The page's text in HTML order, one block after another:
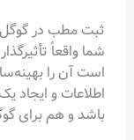
ثبت مطب در گوگل
شما واقعاً
است آن را
اطلاعات و ایجاد
باشد و هم برای